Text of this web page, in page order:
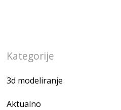
Kategorije
3d modeliranje
Aktualno